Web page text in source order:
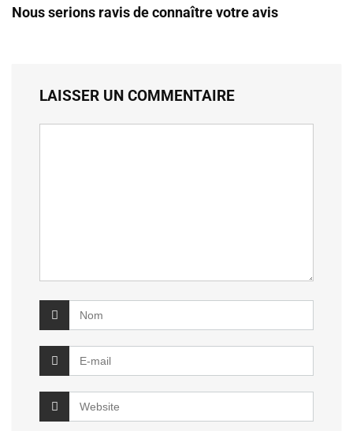
Nous serions ravis de connaître votre avis
LAISSER UN COMMENTAIRE